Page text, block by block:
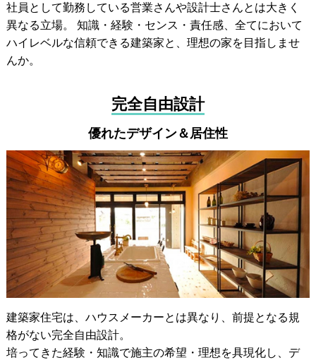
社員として勤務している営業さんや設計士さんとは大きく
異なる立場。 知識・経験・センス・責任感、全てにおいて
ハイレベルな信頼できる建築家と、理想の家を目指しませ
んか。
完全自由設計
優れたデザイン＆居住性
建築家住宅は、ハウスメーカーとは異なり、前提となる規
格がない完全自由設計。
培ってきた経験・知識で施主の希望・理想を具現化し、デ